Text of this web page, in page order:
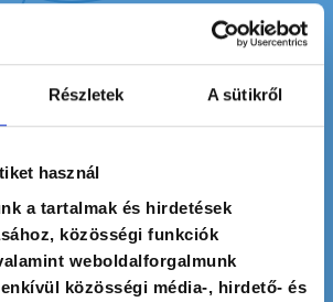
Részletek A sütikről
használ
a tartalmak és hirdetések
közösségi funkciók
weboldalforgalmunk
közösségi média-, hirdető- és
trendek. Az AGORA
küld a témákban